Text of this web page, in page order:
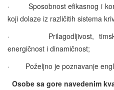
·
Sposobnost efikasnog i
koji dolaze iz različitih sistema
·
Prilagodljivost,
energičnost i dinamičnost;
·
Poželjno je poznavanje
Osobe sa gore navedenim